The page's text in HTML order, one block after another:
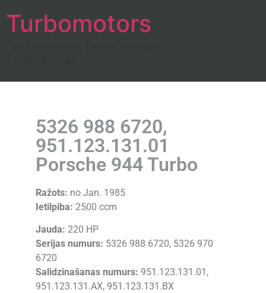
Turbomotors
5326 988 6720,
951.123.131.01
Porsche 944 Turbo
Ražots: no Jan. 1985
Ietilpiba: 2500 ccm
Jauda: 220 HP
Serijas numurs: 5326 988 6720, 5326 970
6720
Salidzinašanas numurs: 951.123.131.01,
951.123.131.AX, 951.123.131.BX